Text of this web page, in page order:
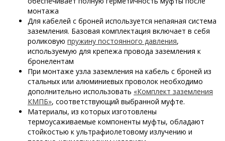
монтажа
Для кабелей с броней используется непаяная система
заземления. Базовая комплектация включает в себя
роликовую пружину постоянного давления,
используемую для крепежа провода заземления к
бронелентам
При монтаже узла заземления на кабель с броней из
стальных или алюминиевых проволок необходимо
дополнительно использовать «Комплект заземления
КМПБ», соответствующий выбранной муфте.
Материалы, из которых изготовлены
термоусаживаемые компоненты муфты, обладают
стойкостью к ультрафиолетовому излучению и